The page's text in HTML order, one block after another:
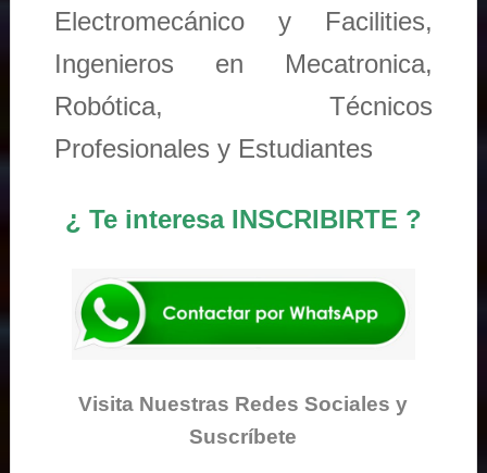
Electromecánico y Facilities,
Ingenieros en Mecatronica,
Robótica, Técnicos
Profesionales y Estudiantes
¿ Te interesa INSCRIBIRTE ?
Visita Nuestras Redes Sociales y
Suscríbete